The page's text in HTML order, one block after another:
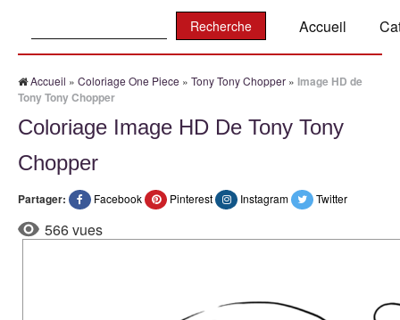
Accueil
Accueil » Coloriage One Piece » Tony Tony Chopper » Image HD de
Tony Tony Chopper
Coloriage Image HD De Tony Tony
Chopper
Partager: Facebook Pinterest Instagram Twitter
566 vues